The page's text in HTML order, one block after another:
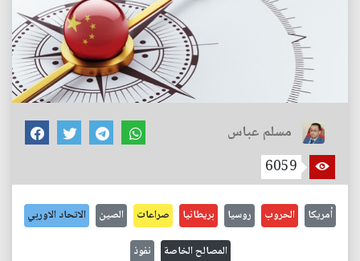
مسلم عباس
6059
أمريكا الحروب روسيا بريطانيا صراعات الصين الاتحاد الاوربي
المصالح الخاصة نفوذ